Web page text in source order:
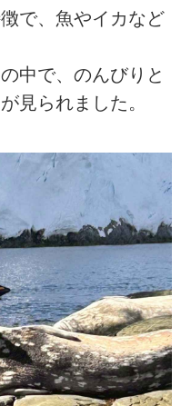
で、魚やイカなど
中で、のんびりと
見られました。